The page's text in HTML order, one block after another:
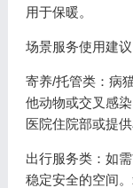
用于保暖。
场景服务使用建议
寄养/托管类：病
他动物或交叉感
医院住院部或提
出行服务类：如
稳定安全的空间